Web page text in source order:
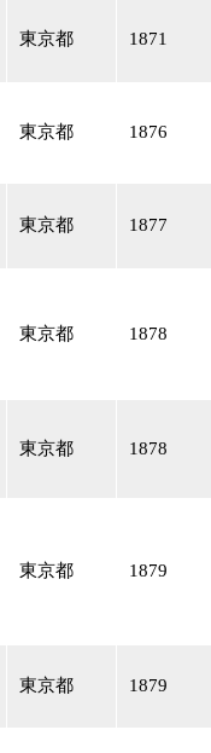
東京都 1871
東京都 1876
東京都 1877
東京都 1878
東京都 1878
東京都 1879
東京都 1879